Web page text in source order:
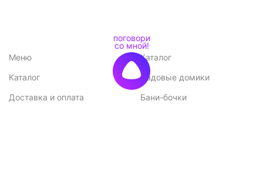
Меню
Каталог
Доставка и оплата
Каталог
Садовые домики
Бани-бочки